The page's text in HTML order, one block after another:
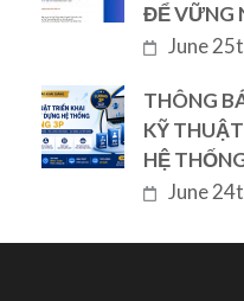
ĐỂ VỮNG
June
THÔNG
KỸ
HỆ
June